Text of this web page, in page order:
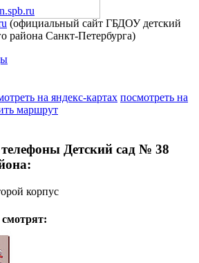
(официальный сайт ГБДОУ детский
района Санкт-Петербурга)
на яндекс-картах посмотреть на
маршрут
Детский сад № 38
корпус
смотрят: